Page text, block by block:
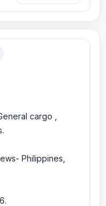
cargo ,
Philippines,